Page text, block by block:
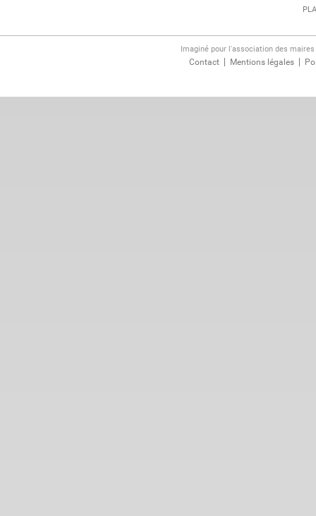
Imaginé pour l'association des
Contact Mentions légales